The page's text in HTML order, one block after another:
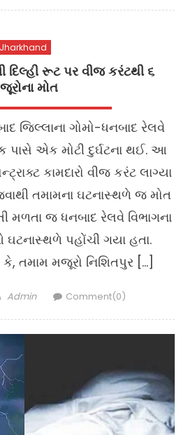
Jharkhand
દિલ્હી રૂટ પર વીજ કરંટથી ૬
મોત
જિલ્લાના ગોમો-ધનબાદ રેલવે
પાસે એક મોટી દુર્ઘટના થઈ. આ
કામદારો વીજ કરંટ લાગ્યા
તમામના ઘટનાસ્થળે જ મોત
મળતા જ ધનબાદ રેલવે વિભાગના
ઘટનાસ્થળે પહોંચી ગયા હતા.
તમામ મજૂરો નિશિતપુર […]
Author
Admin Comment(0)